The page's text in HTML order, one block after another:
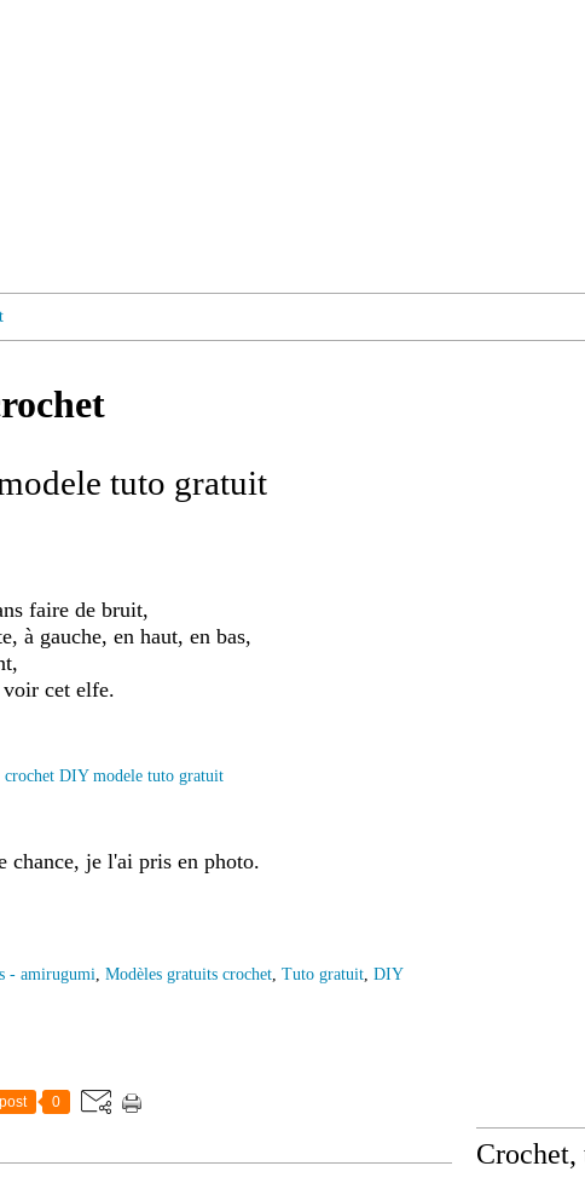
tuto gratuit
faire de bruit,
à gauche, en haut, en bas,
voir cet elfe.
chance, je l'ai pris en photo.
- amirugumi, Modèles gratuits crochet, Tuto gratuit, DIY
0